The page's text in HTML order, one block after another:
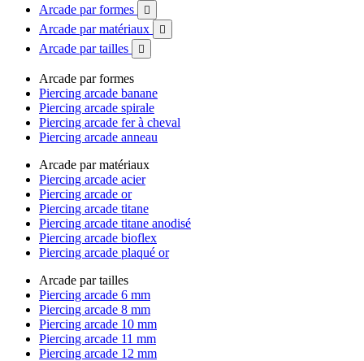
Arcade par formes

Arcade par matériaux 
Arcade par tailles 
Arcade par formes
Piercing arcade banane
Piercing arcade spirale
Piercing arcade fer à cheval
Piercing arcade anneau
Arcade par matériaux
Piercing arcade acier
Piercing arcade or
Piercing arcade titane
Piercing arcade titane anodisé
Piercing arcade bioflex
Piercing arcade plaqué or
Arcade par tailles
Piercing arcade 6 mm
Piercing arcade 8 mm
Piercing arcade 10 mm
Piercing arcade 11 mm
Piercing arcade 12 mm